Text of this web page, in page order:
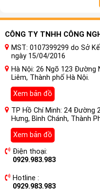
CÔNG TY TNHH CÔNG
MST: 0107399299 do Sở
ngày 15/04/2016
Hà Nội: 26 Ngõ 123 Đường
Liêm, Thành phố Hà Nội.
Xem bản đồ
TP Hồ Chí Minh: 24 Đường
Hưng, Bình Chánh, Thành
Xem bản đồ
Điện thoại:
0929.983.983
Hotline :
0929.983.983